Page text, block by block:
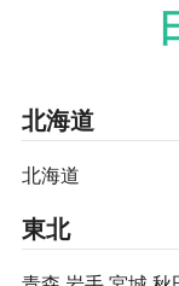
北海道
北海道
東北